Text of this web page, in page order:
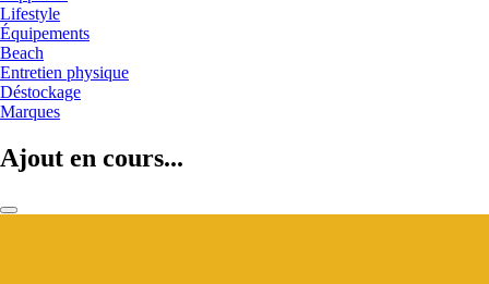
Lifestyle
Équipements
Beach
Entretien physique
Déstockage
Marques
Ajout en cours...